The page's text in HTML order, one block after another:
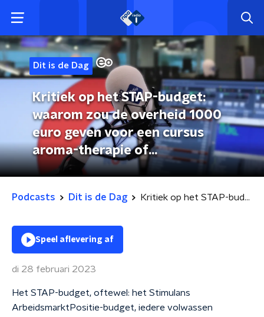
Dit is de Dag
Kritiek op het STAP-budget:
waarom zou de overheid 1000
euro geven voor een cursus
aroma-therapie of
paardencoaching? (28 februari
Podcasts Dit is de Dag Kritiek op het STAP-budget: waarom zou de overheid 1000 euro geven voor een cursus aroma-therapie of paardencoaching? (28 februari 2023)
Speel aflevering af
di 28 februari 2023
Het STAP-budget, oftewel: het Stimulans
ArbeidsmarktPositie-budget, iedere volwassen